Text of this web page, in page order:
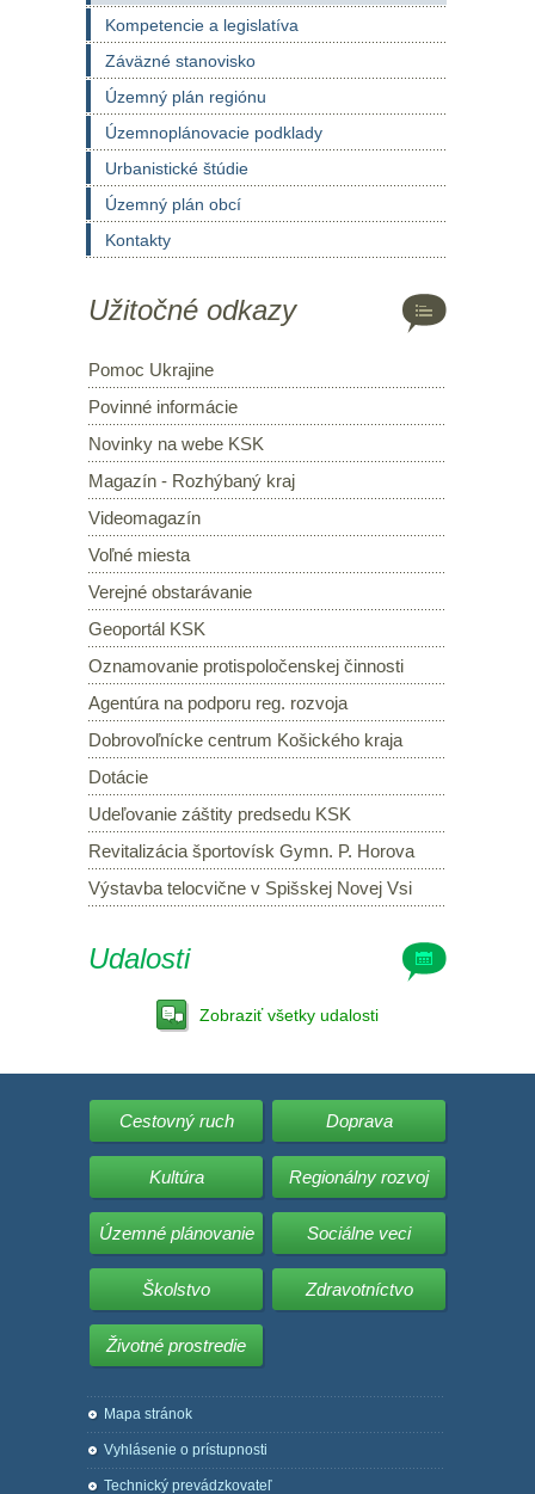
Kompetencie a legislatíva
Záväzné stanovisko
Územný plán regiónu
Územnoplánovacie podklady
Urbanistické štúdie
Územný plán obcí
Kontakty
Užitočné odkazy
Pomoc Ukrajine
Povinné informácie
Novinky na webe KSK
Magazín - Rozhýbaný kraj
Videomagazín
Voľné miesta
Verejné obstarávanie
Geoportál KSK
Oznamovanie protispoločenskej činnosti
Agentúra na podporu reg. rozvoja
Dobrovoľnícke centrum Košického kraja
Dotácie
Udeľovanie záštity predsedu KSK
Revitalizácia športovísk Gymn. P. Horova
Výstavba telocvične v Spišskej Novej Vsi
Udalosti
Zobraziť všetky udalosti
Cestovný ruch Doprava
Kultúra Regionálny rozvoj
Územné plánovanie Sociálne veci
Školstvo Zdravotníctvo
Životné prostredie
Mapa stránok
Vyhlásenie o prístupnosti
Technický prevádzkovateľ